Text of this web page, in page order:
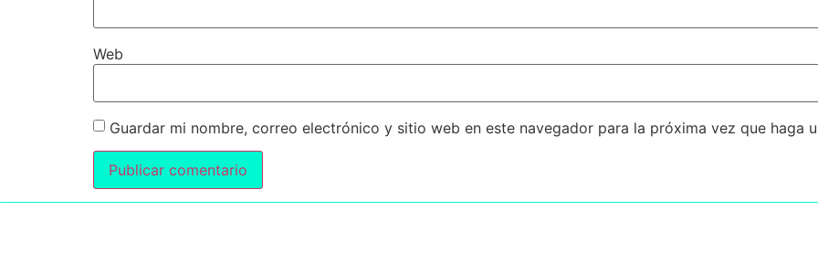
Web
Guardar mi nombre, correo electrónico y sitio web en este navegador para la próxima vez que haga